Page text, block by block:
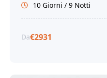
10 Giorni / 9 Notti
Da€2931